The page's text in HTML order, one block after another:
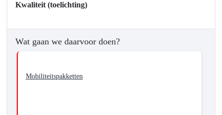
Kwaliteit (toelichting)
Wat gaan we daarvoor doen?
Mobiliteitspakketten